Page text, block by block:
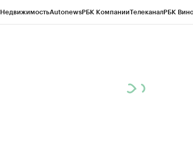
НедвижимостьAutonewsРБК КомпанииТелеканалРБК